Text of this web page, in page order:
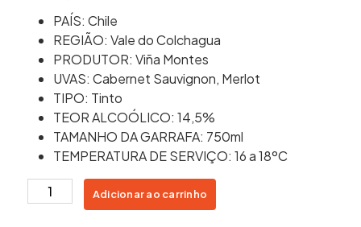
PAÍS: Chile
REGIÃO: Vale do Colchagua
PRODUTOR: Viña Montes
UVAS: Cabernet Sauvignon, Merlot
TIPO: Tinto
TEOR ALCOÓLICO: 14,5%
TAMANHO DA GARRAFA: 750ml
TEMPERATURA DE SERVIÇO: 16 a 18ºC
MONTES
ALPHA
Adicionar ao carrinho